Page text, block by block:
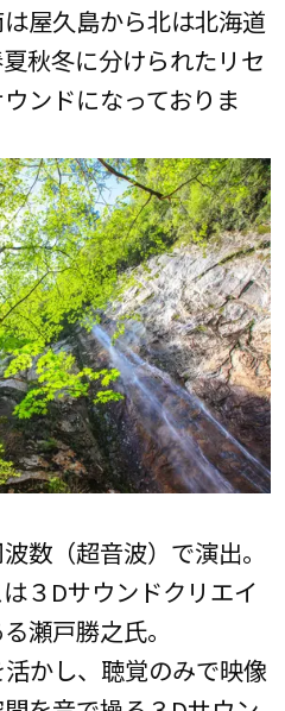
屋久島から北は北海道
秋冬に分けられたリセ
ンドになっておりま
数（超音波）で演出。
３Dサウンドクリエイ
瀬戸勝之氏。
かし、聴覚のみで映像